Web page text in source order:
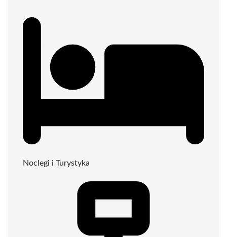
Noclegi i Turystyka